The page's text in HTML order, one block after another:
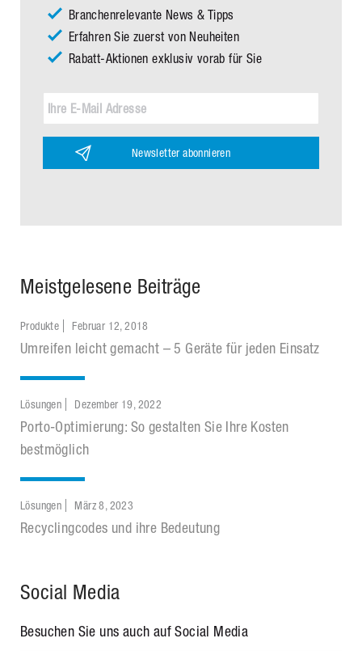
Branchenrelevante News & Tipps
Erfahren Sie zuerst von Neuheiten
Rabatt-Aktionen exklusiv vorab für Sie
Newsletter abonnieren
Meistgelesene Beiträge
Produkte Februar 12, 2018
Umreifen leicht gemacht – 5 Geräte für jeden Einsatz
Lösungen Dezember 19, 2022
Porto-Optimierung: So gestalten Sie Ihre Kosten
bestmöglich
Lösungen März 8, 2023
Recyclingcodes und ihre Bedeutung
Social Media
Besuchen Sie uns auch auf Social Media